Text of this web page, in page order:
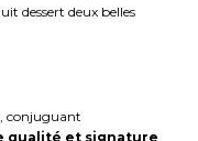
dessert deux belles
conjuguant
qualité et signature